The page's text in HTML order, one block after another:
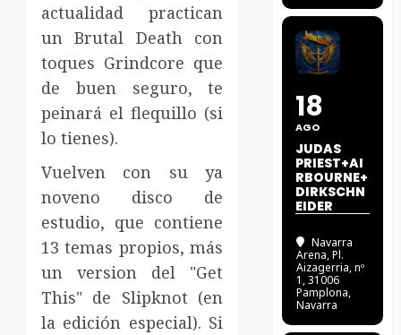
actualidad practican
un Brutal Death con
toques Grindcore que
de buen seguro, te
peinará el flequillo (si
lo tienes).
Vuelven con su ya
noveno disco de
estudio, que contiene
13 temas propios, más
un version del "Get
This" de Slipknot (en
la edición especial). Si
18
AGO
JUDAS
PRIEST+AI
RBOURNE+
DIRKSCHN
EIDER
Navarra
Arena, Pl.
Aizagerria, nº
1, 31006
Pamplona,
Navarra